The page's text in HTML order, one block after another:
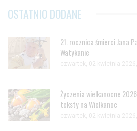
OSTATNIO DODANE
21. rocznica śmierci Jana
Watykanie
czwartek, 02 kwietnia
Życzenia wielkanocne
teksty na Wielkanoc
czwartek, 02 kwietnia